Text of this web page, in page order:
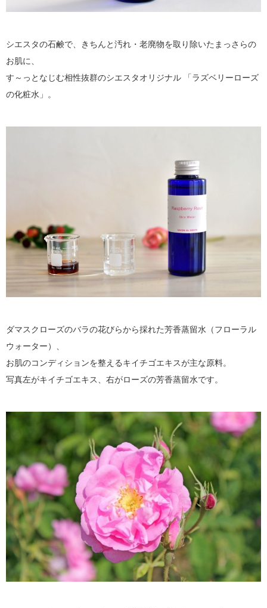
シエスタの石鹸で、きちんと汚れ・老廃物を取り除いたまっさらの
お肌に、
す～っとなじむ相性抜群のシエスタオリジナル 「ラズベリーローズ
の化粧水」。
ダマスクローズのバラの花びらから採れた芳香蒸留水（フローラル
ウォーター）、
お肌のコンディションを整えるキイチゴエキスが主な原料。
写真左がキイチゴエキス、右がローズの芳香蒸留水です。